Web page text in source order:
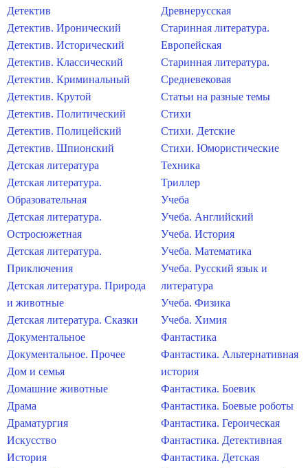
Детектив
Детектив. Иронический
Детектив. Исторический
Детектив. Классический
Детектив. Криминальный
Детектив. Крутой
Детектив. Политический
Детектив. Полицейский
Детектив. Шпионский
Детская литература
Детская литература.
Образовательная
Детская литература.
Остросюжетная
Детская литература.
Приключения
Детская литература. Природа
и животные
Детская литература. Сказки
Документальное
Документальное. Прочее
Дом и семья
Домашние животные
Драма
Драматургия
Искусство
История
Древнерусская
Старинная литература.
Европейская
Старинная литература.
Средневековая
Статьи на разные темы
Стихи
Стихи. Детские
Стихи. Юмористические
Техника
Триллер
Учеба
Учеба. Английский
Учеба. История
Учеба. Математика
Учеба. Русский язык и
литература
Учеба. Физика
Учеба. Химия
Фантастика
Фантастика. Альтернативная
история
Фантастика. Боевик
Фантастика. Боевые роботы
Фантастика. Героическая
Фантастика. Детективная
Фантастика. Детская